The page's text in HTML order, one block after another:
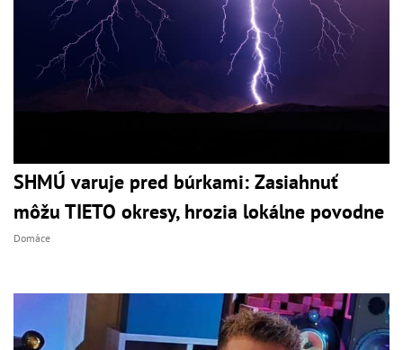
SHMÚ varuje pred búrkami: Zasiahnuť
môžu TIETO okresy, hrozia lokálne povodne
Domáce